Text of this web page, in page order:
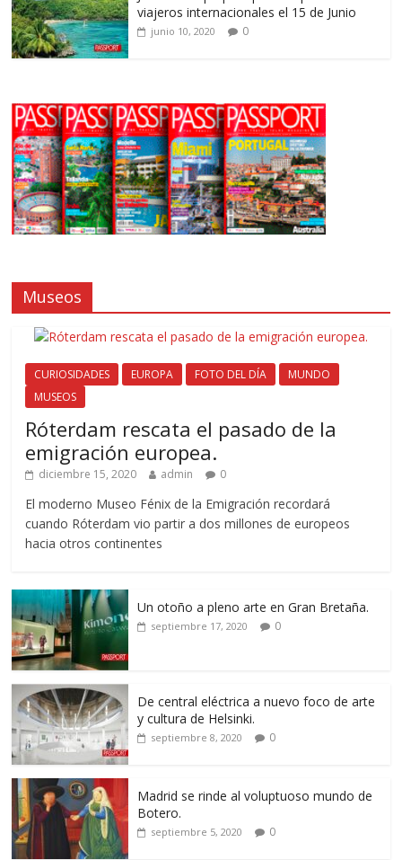
viajeros internacionales el 15 de Junio
junio 10, 2020 0
Museos
CURIOSIDADES EUROPA FOTO DEL DÍA
MUNDO
MUSEOS
Róterdam rescata el pasado de la
emigración europea.
diciembre 15, 2020 admin 0
El moderno Museo Fénix de la Emigración recordará
cuando Róterdam vio partir a dos millones de europeos
hacia otros continentes
Un otoño a pleno arte en Gran Bretaña.
septiembre 17, 2020 0
De central eléctrica a nuevo foco de arte
y cultura de Helsinki.
septiembre 8, 2020 0
Madrid se rinde al voluptuoso mundo de
Botero.
septiembre 5, 2020 0